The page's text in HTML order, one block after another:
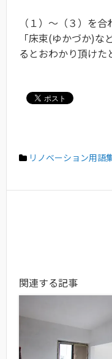
（１）〜（３）を
「床束(ゆかづか)な
るとおわかり頂けた
リノベーション用語
関連する記事